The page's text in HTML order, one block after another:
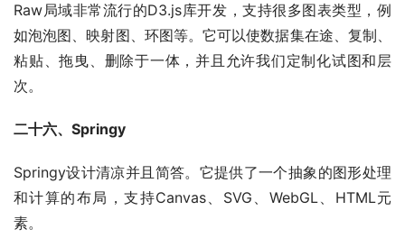
Raw局域非常流行的D3.js库开发，支持很多图表类型，例
如泡泡图、映射图、环图等。它可以使数据集在途、复制、
粘贴、拖曳、删除于一体，并且允许我们定制化试图和层
次。
二十六、Springy
Springy设计清凉并且简答。它提供了一个抽象的图形处理
和计算的布局，支持Canvas、SVG、WebGL、HTML元
素。